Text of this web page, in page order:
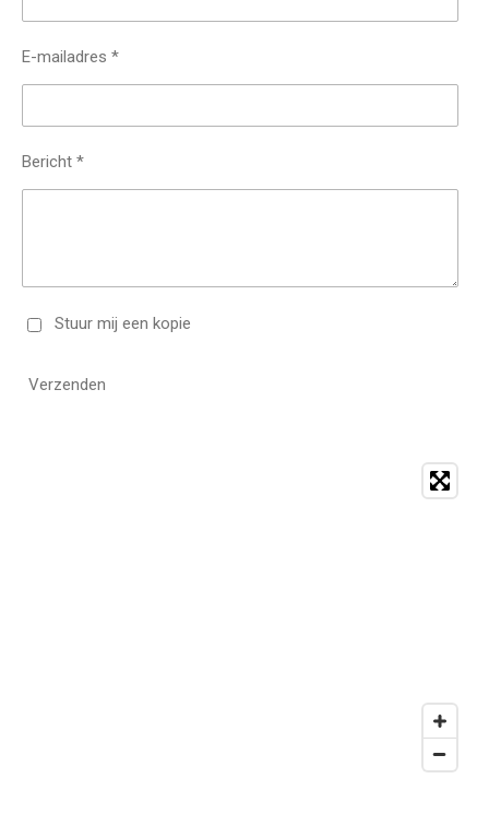
E-mailadres *
Bericht *
Stuur mij een kopie
Verzenden